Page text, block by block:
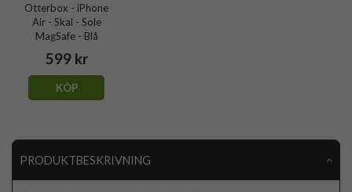
Otterbox - iPhone
Air - Skal - Sole
MagSafe - Blå
599 kr
KÖP
PRODUKTBESKRIVNING